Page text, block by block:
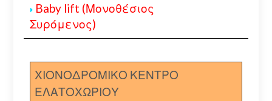
Baby lift (Μονοθέσιος
Συρόμενος)
ΧΙΟΝΟΔΡΟΜΙΚΟ ΚΕΝΤΡΟ
ΕΛΑΤΟΧΩΡΙΟΥ